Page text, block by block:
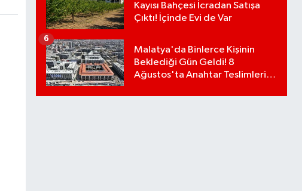
Kayısı Bahçesi İcradan Satışa
Çıktı! İçinde Evi de Var
Malatya'da Binlerce Kişinin
Beklediği Gün Geldi! 8
Ağustos'ta Anahtar Teslimleri
6